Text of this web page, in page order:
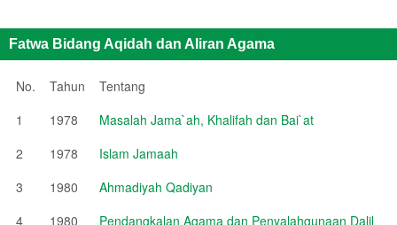
Fatwa Bidang Aqidah dan Aliran Agama
No. Tahun
Tentang
1
1978
Masalah Jama`ah, Khalifah dan Bai`at
2
1978
Islam Jamaah
3
1980
Ahmadiyah Qadiyan
4
1980
Pendangkalan Agama dan Penyalahgunaan Dalil